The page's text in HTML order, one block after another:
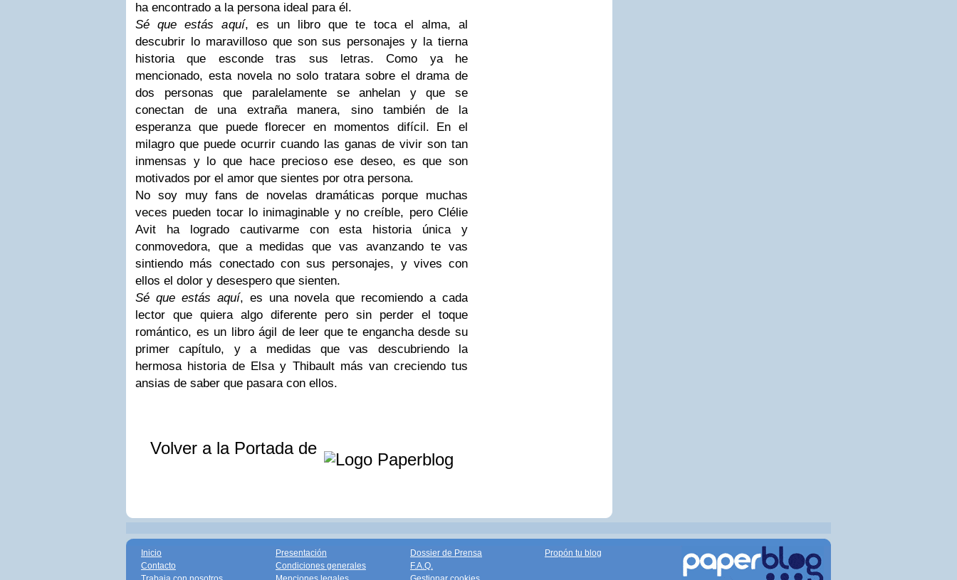
ha encontrado a la persona ideal para él.
Sé que estás aquí, es un libro que te toca el alma, al
descubrir lo maravilloso que son sus personajes y la tierna
historia que esconde tras sus letras. Como ya he
mencionado, esta novela no solo tratara sobre el drama de
dos personas que paralelamente se anhelan y que se
conectan de una extraña manera, sino también de la
esperanza que puede florecer en momentos difícil. En el
milagro que puede ocurrir cuando las ganas de vivir son tan
inmensas y lo que hace precioso ese deseo, es que son
motivados por el amor que sientes por otra persona.
No soy muy fans de novelas dramáticas porque muchas
veces pueden tocar lo inimaginable y no creíble, pero Clélie
Avit ha logrado cautivarme con esta historia única y
conmovedora, que a medidas que vas avanzando te vas
sintiendo más conectado con sus personajes, y vives con
ellos el dolor y desespero que sienten.
Sé que estás aquí, es una novela que recomiendo a cada
lector que quiera algo diferente pero sin perder el toque
romántico, es un libro ágil de leer que te engancha desde su
primer capítulo, y a medidas que vas descubriendo la
hermosa historia de Elsa y Thibault más van creciendo tus
ansias de saber que pasara con ellos.
Volver a la Portada de
Inicio
Contacto
Presentación
Condiciones generales
Dossier de Prensa
F.A.Q.
Propón tu blog